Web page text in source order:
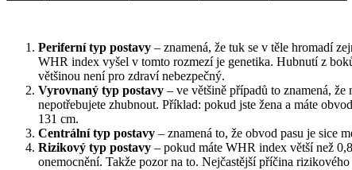
Periferní typ postavy – znamená, že tuk se v těle hromadí
WHR index vyšel v tomto rozmezí je genetika. Hubnutí z
většinou není pro zdraví nebezpečný.
Vyrovnaný typ postavy – ve většině případů to znamená,
nepotřebujete zhubnout. Příklad: pokud jste žena a máte
131 cm.
Centrální typ postavy – znamená to, že obvod pasu je sice
Rizikový typ postavy – pokud máte WHR index větší než
onemocnění. Takže pozor na to. Nejčastější příčina